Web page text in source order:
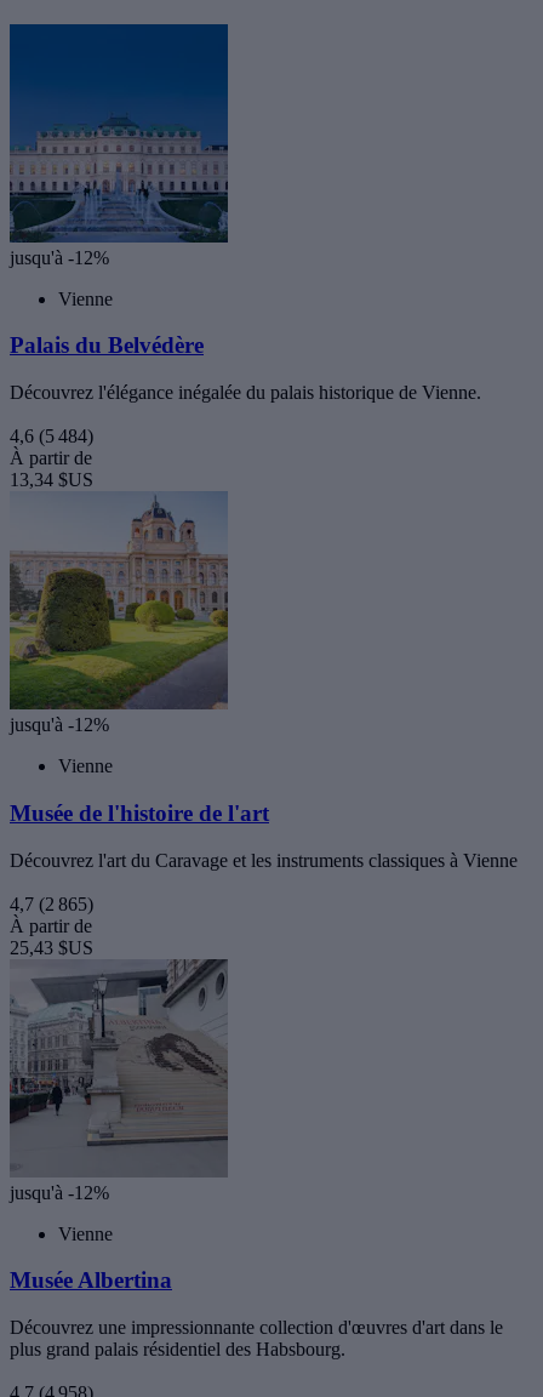
jusqu'à -12%
Vienne
Palais du Belvédère
Découvrez l'élégance inégalée du palais historique de Vienne.
4,6 (5 484)
À partir de
13,34 $US
jusqu'à -12%
Vienne
Musée de l'histoire de l'art
Découvrez l'art du Caravage et les instruments classiques à Vienne
4,7 (2 865)
À partir de
25,43 $US
jusqu'à -12%
Vienne
Musée Albertina
Découvrez une impressionnante collection d'œuvres d'art dans le
plus grand palais résidentiel des Habsbourg.
4,7 (4 958)